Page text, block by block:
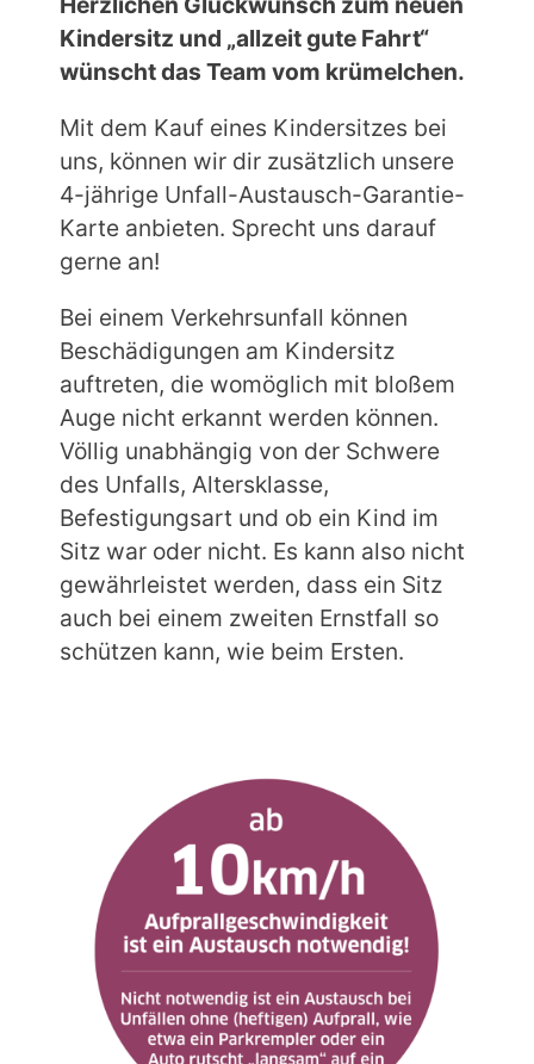
Kindersitz und „allzeit gute Fahrt“
wünscht das Team vom krümelchen.
Mit dem Kauf eines Kindersitzes bei
uns, können wir dir zusätzlich unsere
4-jährige Unfall-Austausch-Garantie-
Karte anbieten. Sprecht uns darauf
gerne an!
Bei einem Verkehrsunfall können
Beschädigungen am Kindersitz
auftreten, die womöglich mit bloßem
Auge nicht erkannt werden können.
Völlig unabhängig von der Schwere
des Unfalls, Altersklasse,
Befestigungsart und ob ein Kind im
Sitz war oder nicht. Es kann also nicht
gewährleistet werden, dass ein Sitz
auch bei einem zweiten Ernstfall so
schützen kann, wie beim Ersten.